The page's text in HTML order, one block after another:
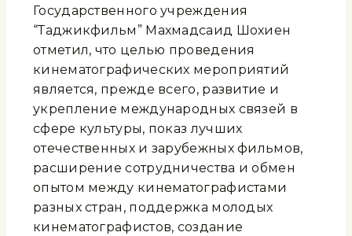
Государственного учреждения
“Таджикфильм” Махмадсаид Шохиен
отметил, что целью проведения
кинематографических мероприятий
является, прежде всего, развитие и
укрепление международных связей в
сфере культуры, показ лучших
отечественных и зарубежных фильмов,
расширение сотрудничества и обмен
опытом между кинематографистами
разных стран, поддержка молодых
кинематографистов, создание